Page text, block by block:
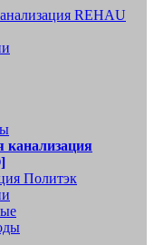
REHAU
Политэк